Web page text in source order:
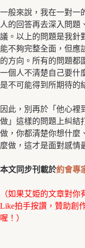
一般來說，我在一對一
人的回答再去深入問題
議。以上的問題是我針
能不夠完整全面，但應
的方向。所有的問題都
一個人不清楚自己要什
是不可能得到所期待的
因此，別再於「他心裡
做」這樣的問題上糾結
做，你都清楚你想什麼
麼做，這才是面對感情
本文同步刊載於約會專
（如果艾姫的文章對
Like拍手按讚，贊助創
喔！）